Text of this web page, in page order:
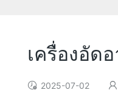
เครื่องอัด
2025-07-02